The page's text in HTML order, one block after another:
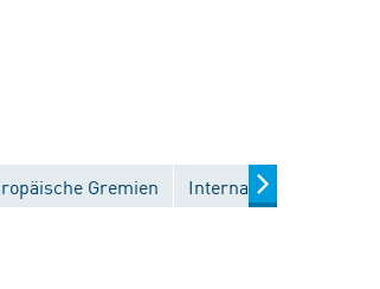
Gremien Internationale Gremien